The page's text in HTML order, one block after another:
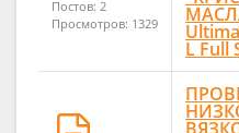
Постов: 2
Просмотров: 1329
L Full